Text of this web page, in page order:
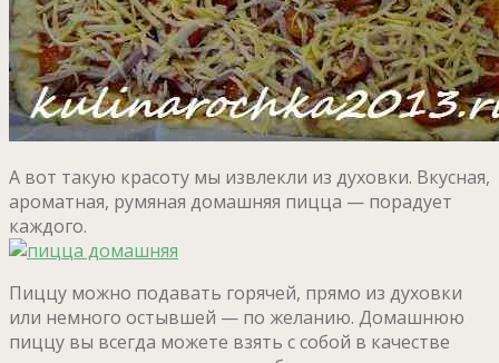
А вот такую красоту мы извлекли из духовки. Вкусная,
ароматная, румяная домашняя пицца — порадует
каждого.
Пиццу можно подавать горячей, прямо из духовки
или немного остывшей — по желанию. Домашнюю
пиццу вы всегда можете взять с собой в качестве